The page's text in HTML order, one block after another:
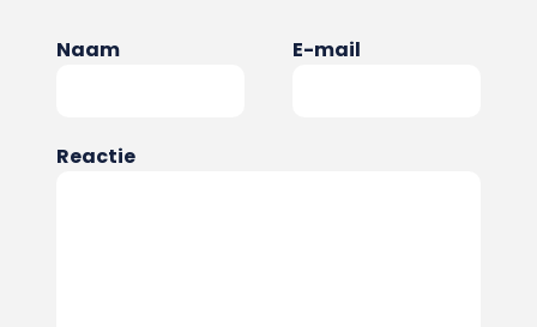
Naam E-mail
Reactie